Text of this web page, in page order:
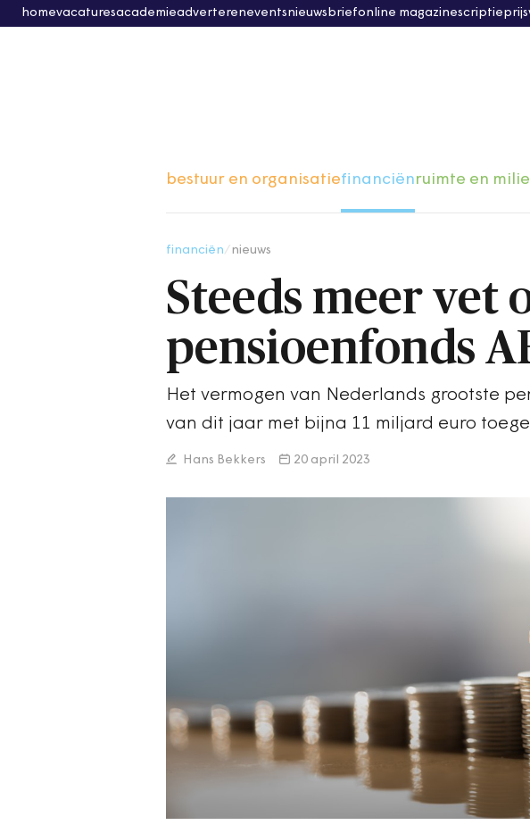
homevacaturesacademieadvertereneventsnieuwsbriefonline magazinescriptieprijs
bestuur en organisatiefinanciënruimte en
financiën nieuws
Steeds meer vet
pensioenfonds
Het vermogen van Nederlands grootste
van dit jaar met bijna 11 miljard euro
Hans Bekkers 20 april 2023